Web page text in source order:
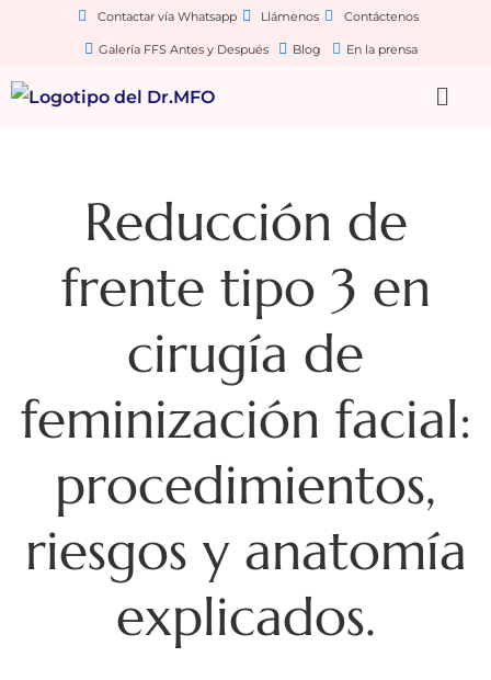
Contactar vía Whatsapp Llámenos Contáctenos
Galería FFS Antes y Después Blog En la prensa
Reducción de
frente tipo 3 en
cirugía de
feminización facial:
procedimientos,
riesgos y anatomía
explicados.